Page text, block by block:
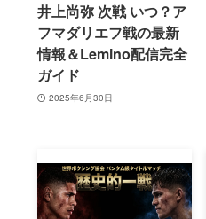
井上尚弥 次戦 いつ？ア
フマダリエフ戦の最新
情報＆Lemino配信完全
ガイド
2025年6月30日